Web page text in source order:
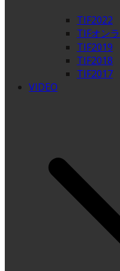
TIF2022
TIFオン
TIF2019
TIF2018
TIF2017
VIDEO